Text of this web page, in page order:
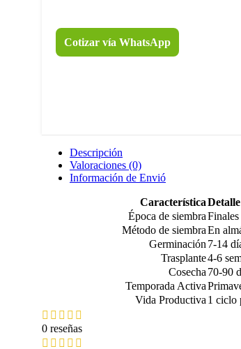
Cotizar vía WhatsApp
Descripción
Valoraciones (0)
Información de Envió
CaracterísticaDetalle
Época de siembra
Método de siembraEn
Germinación 7-14
Trasplante4-6
Cosecha 70-90
Temporada Activa
Vida Productiva 1 ciclo
0 reseñas